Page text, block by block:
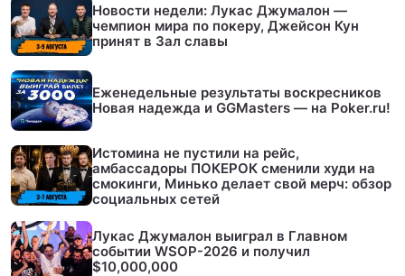
Новости недели: Лукас Джумалон —
чемпион мира по покеру, Джейсон Кун
принят в Зал славы
Еженедельные результаты воскресников
Новая надежда и GGMasters — на Poker.ru!
Истомина не пустили на рейс,
амбассадоры ПОКЕРОК сменили худи на
смокинги, Минько делает свой мерч: обзор
социальных сетей
Лукас Джумалон выиграл в Главном
событии WSOP-2026 и получил
$10,000,000